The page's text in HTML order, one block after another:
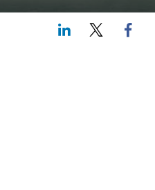
LinkedIn